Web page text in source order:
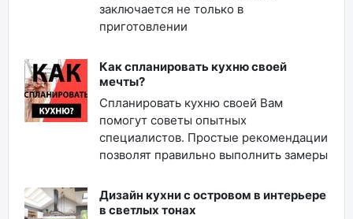
заключается не только в
приготовлении
Как спланировать кухню своей
мечты?
Спланировать кухню своей Вам
помогут советы опытных
специалистов. Простые рекомендации
позволят правильно выполнить замеры
Дизайн кухни с островом в интерьере
в светлых тонах